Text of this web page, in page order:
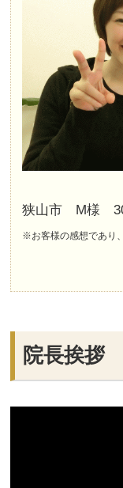
狭山市 M様
※お客様の感想であり
院長挨拶